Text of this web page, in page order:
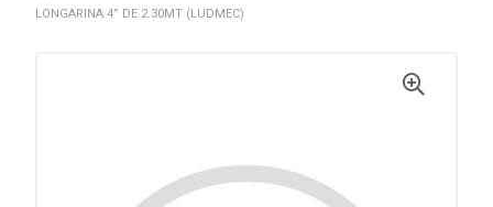
LONGARINA 4” DE 2.30MT (LUDMEC)